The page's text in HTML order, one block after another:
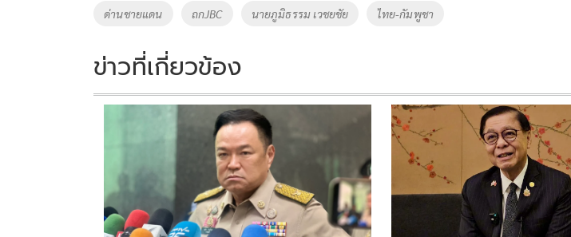
o
k
Li
k
Tags
ด่านชายแดน ถกJBC นายภูมิธรรม เวชยชัย ไทย-กัมพูชา
ข่าวที่เกี่ยวข้อง